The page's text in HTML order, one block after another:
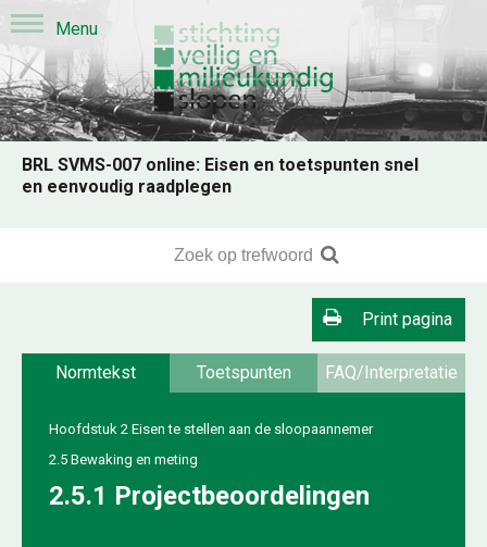
BRL SVMS-007 online: Eisen en toetspunten snel
en eenvoudig raadplegen
Print pagina
FAQ/Interpretatie
Toetspunten
Normtekst
Hoofdstuk 2 Eisen te stellen aan de sloopaannemer
2.5 Bewaking en meting
2.5.1 Projectbeoordelingen